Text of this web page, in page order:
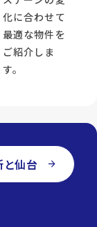
化に合わせて
最適な物件を
ご紹介しま
す。
仙台 arrow_forward